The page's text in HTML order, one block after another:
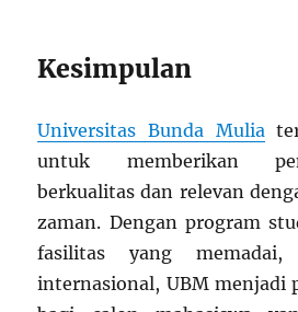
Kesimpulan
Universitas Bunda Mulia
untuk memberikan
berkualitas dan relevan
zaman. Dengan program
fasilitas yang memadai,
internasional, UBM menjadi